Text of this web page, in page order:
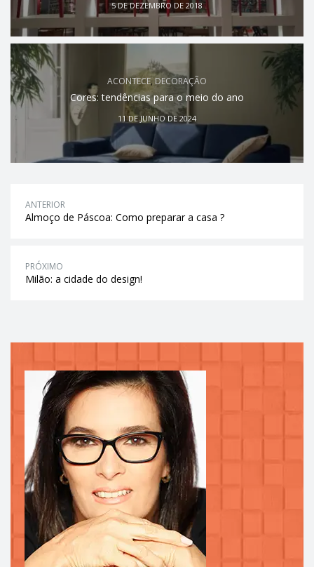
5 DE DEZEMBRO DE 2018
ACONTECE, DECORAÇÃO
Cores: tendências para o meio do ano
11 DE JUNHO DE 2024
ANTERIOR
Almoço de Páscoa: Como preparar a casa ?
PRÓXIMO
Milão: a cidade do design!